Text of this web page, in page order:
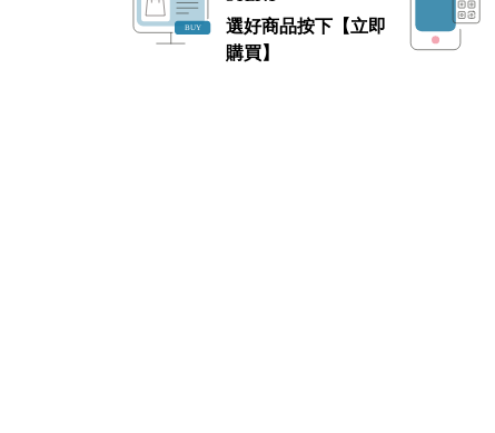
選好商品按下【立即
購買】